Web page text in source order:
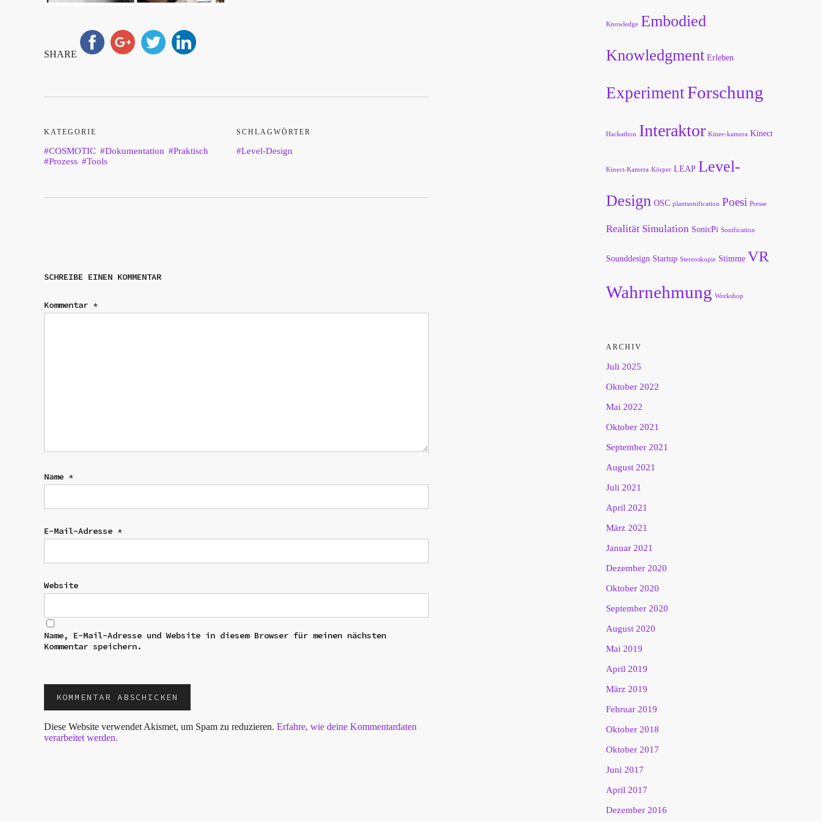
SHARE
KATEGORIE
COSMOTIC Dokumentation
Praktisch
Prozess
Tools
SCHLAGWÖRTER
Level-Design
SCHREIBE EINEN KOMMENTAR
Kommentar *
Name *
E-Mail-Adresse *
Website
Name, E-Mail-Adresse und Website in diesem Browser für meinen nächsten
Kommentar speichern.
Diese Website verwendet Akismet, um Spam zu reduzieren. Erfahre, wie deine Kommentardaten
verarbeitet werden.
Knowledge Embodied
Knowledgment Erleben
ExperimentForschung
Hackathon Interaktor Kinec-kamera Kinect
Kinect-Kamera Körper LEAP Level-
Design OSC plantsonification Poesi Presse
Realität Simulation SonicPi Sonification
Sounddesign Startup Stereoskopie Stimme VR
Wahrnehmung Workshop
ARCHIV
Juli 2025
Oktober 2022
Mai 2022
Oktober 2021
September 2021
August 2021
Juli 2021
April 2021
März 2021
Januar 2021
Dezember 2020
Oktober 2020
September 2020
August 2020
Mai 2019
April 2019
März 2019
Februar 2019
Oktober 2018
Oktober 2017
Juni 2017
April 2017
Dezember 2016